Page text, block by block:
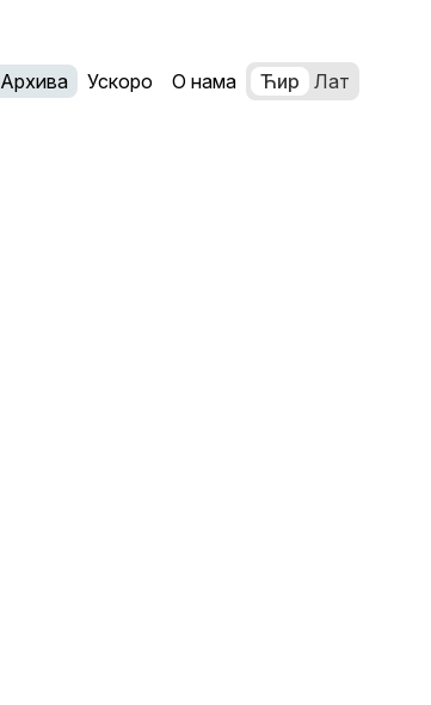
Архива Ускоро О нама Ћир Лат